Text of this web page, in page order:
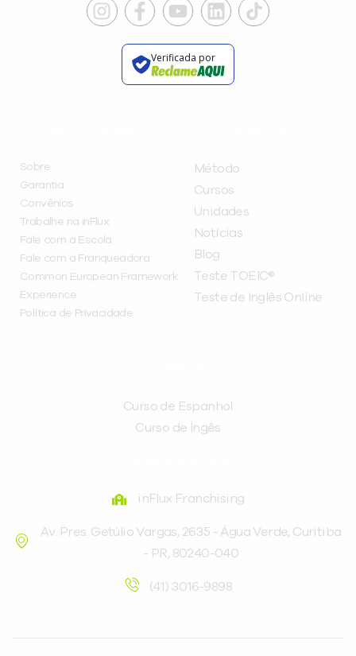
Verificada por
Sobre
Garantia
Convênios
Trabalhe na inFlux
Fale com a Escola
Fale com a Franqueadora
Common European Framework
Experience
Política de Privacidade
Método
Cursos
Unidades
Notícias
Blog
Teste TOEIC®
Teste de Inglês Online
Curso de Espanhol
Curso de Ingês
inFlux Franchising
Av. Pres. Getúlio Vargas, 2635 - Água Verde, Curitiba
- PR, 80240-040
(41) 3016-9898